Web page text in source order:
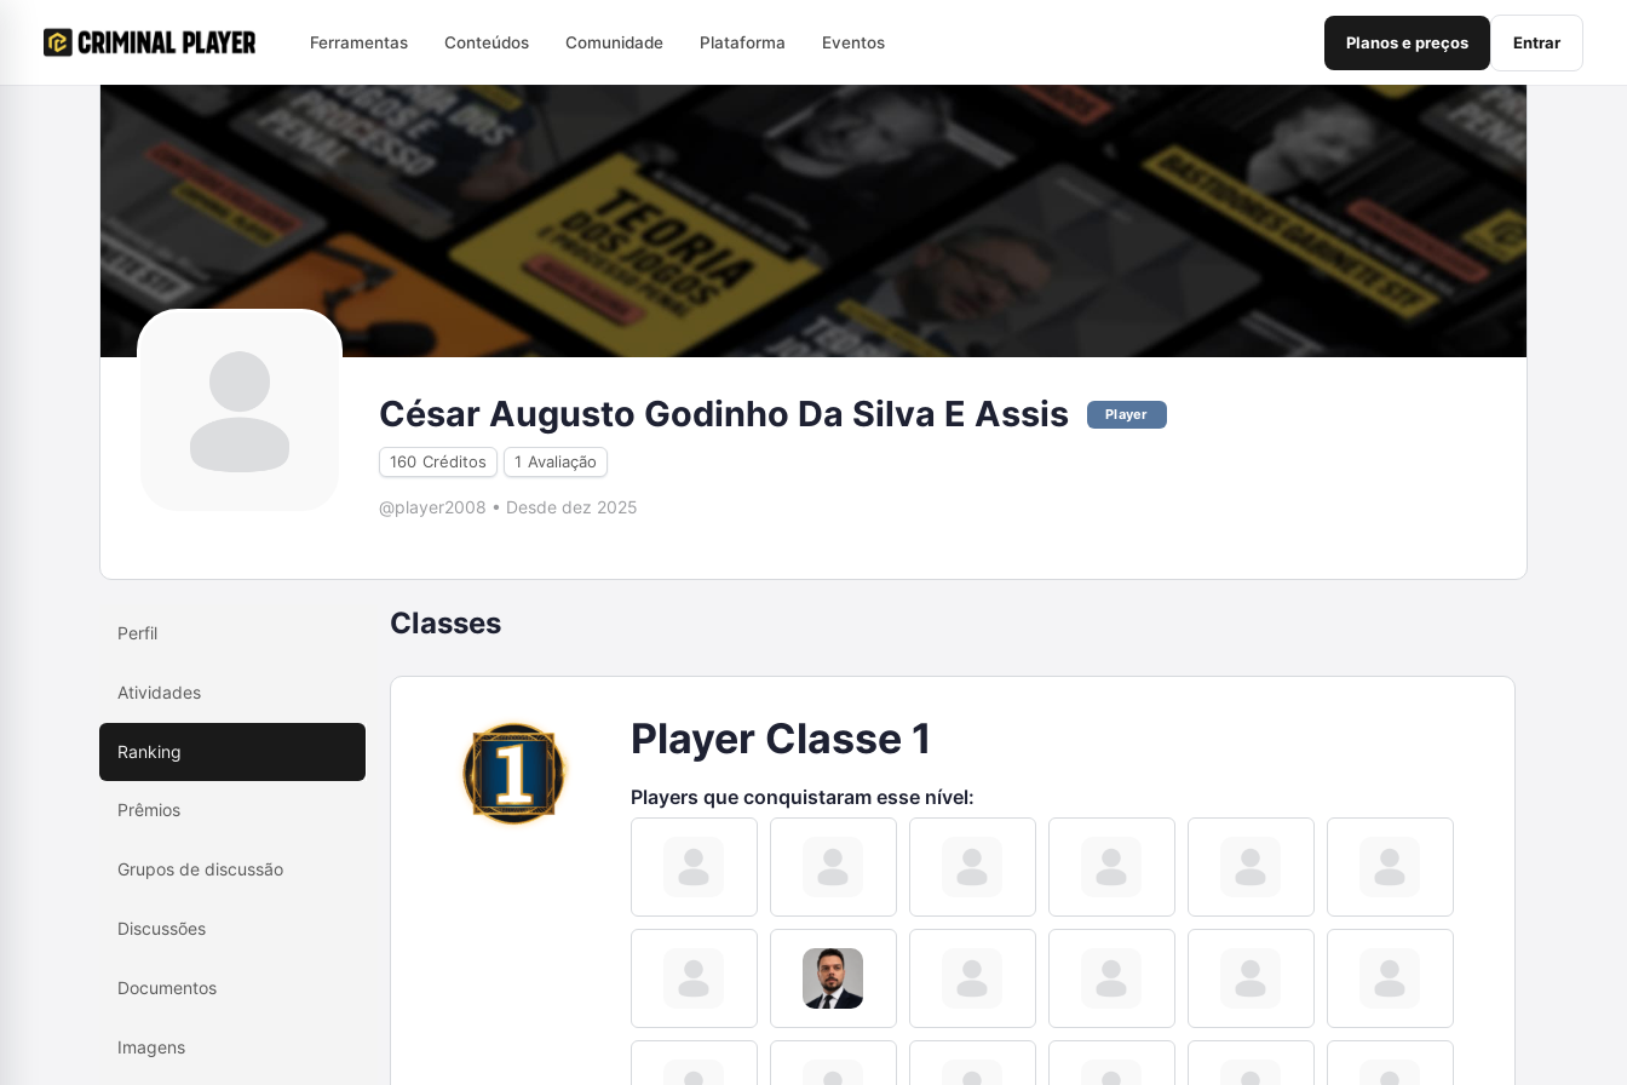
Ferramentas Conteúdos Comunidade Plataforma Eventos Planos e preços Entrar
César Augusto Godinho Da Silva E Assis Player
160 Créditos 1 Avaliação
@player2008 • Desde dez 2025
Perfil
Atividades
Ranking
Prêmios
Grupos de discussão
Discussões
Documentos
Imagens
Classes
Player Classe 1
Players que conquistaram esse nível: